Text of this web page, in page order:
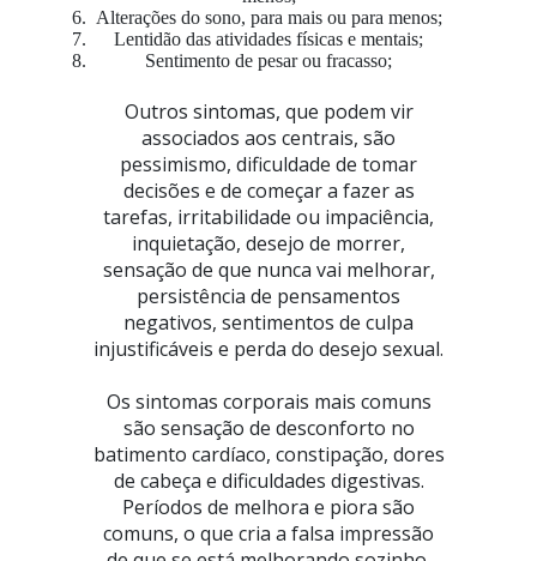
Alterações do sono, para mais ou para menos;
Lentidão das atividades físicas e mentais;
Sentimento de pesar ou fracasso;
Outros sintomas, que podem vir
associados aos centrais, são
pessimismo, dificuldade de tomar
decisões e de começar a fazer as
tarefas, irritabilidade ou impaciência,
inquietação, desejo de morrer,
sensação de que nunca vai melhorar,
persistência de pensamentos
negativos, sentimentos de culpa
injustificáveis e perda do desejo sexual.
Os sintomas corporais mais comuns
são sensação de desconforto no
batimento cardíaco, constipação, dores
de cabeça e dificuldades digestivas.
Períodos de melhora e piora são
comuns, o que cria a falsa impressão